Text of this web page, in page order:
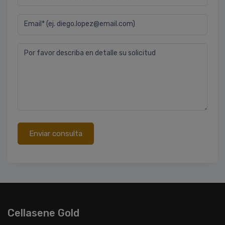
Email* (ej. diego.lopez@email.com)
Por favor describa en detalle su solicitud
Enviar consulta
Cellasene Gold